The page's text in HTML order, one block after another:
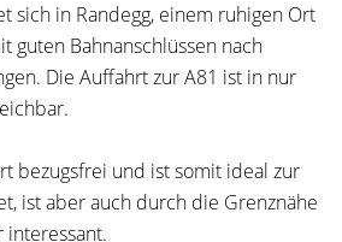
sich in Randegg, einem ruhigen Ort
guten Bahnanschlüssen nach
Die Auffahrt zur A81 ist in nur
bezugsfrei und ist somit ideal zur
ist aber auch durch die Grenznähe
interessant.